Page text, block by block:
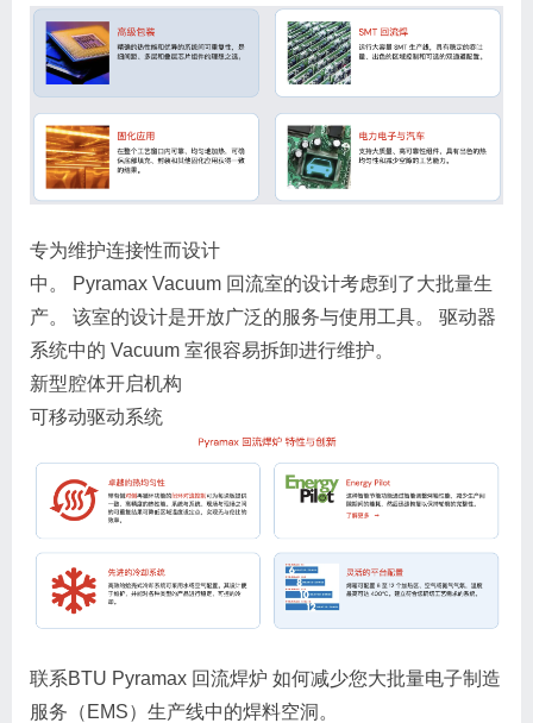
专为维护连接性而设计
中。 Pyramax Vacuum 回流室的设计考虑到了大批量生
产。 该室的设计是开放广泛的服务与使用工具。 驱动器
系统中的 Vacuum 室很容易拆卸进行维护。
新型腔体开启机构
可移动驱动系统
联系BTU Pyramax 回流焊炉 如何减少您大批量电子制造
服务（EMS）生产线中的焊料空洞。